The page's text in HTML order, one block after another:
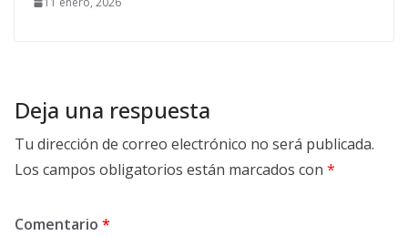
Deja una respuesta
Tu dirección de correo electrónico no será publicada.
Los campos obligatorios están marcados con *
Comentario *